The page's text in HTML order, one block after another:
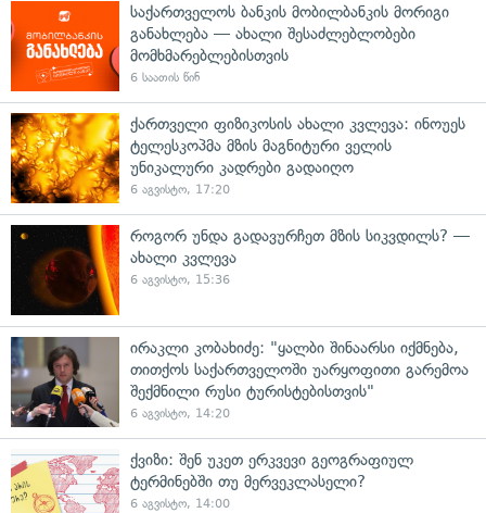
საქართველოს ბანკის მობილბანკის მორიგი
განახლება — ახალი შესაძლებლობები
მომხმარებლებისთვის
6 საათის წინ
ქართველი ფიზიკოსის ახალი კვლევა: ინოუეს
ტელესკოპმა მზის მაგნიტური ველის
უნიკალური კადრები გადაიღო
6 აგვისტო, 17:20
როგორ უნდა გადავურჩეთ მზის სიკვდილს? —
ახალი კვლევა
6 აგვისტო, 15:36
ირაკლი კობახიძე: "ყალბი შინაარსი იქმნება,
თითქოს საქართველოში უარყოფითი გარემოა
შექმნილი რუსი ტურისტებისთვის"
6 აგვისტო, 14:20
ქვიზი: შენ უკეთ ერკვევი გეოგრაფიულ
ტერმინებში თუ მერვეკლასელი?
6 აგვისტო, 14:00